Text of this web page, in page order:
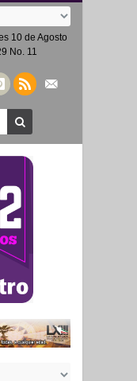
10 de Agosto
No. 11